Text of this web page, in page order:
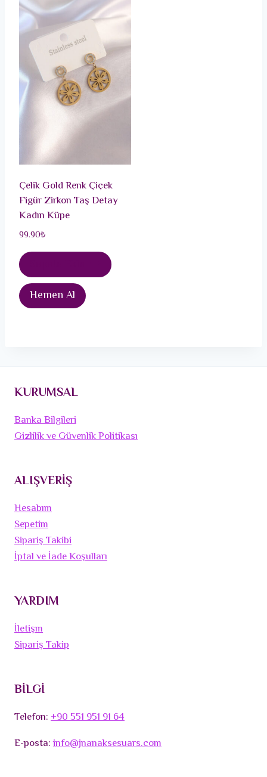
Çelik Gold Renk Çiçek
Figür Zirkon Taş Detay
Kadın Küpe
99.90₺
Hemen Al
KURUMSAL
Banka Bilgileri
Gizlilik ve Güvenlik Politikası
ALIŞVERİŞ
Hesabım
Sepetim
Sipariş Takibi
İptal ve İade Koşulları
YARDIM
İletişm
Sipariş Takip
BİLGİ
Telefon:+90 551 951 91 64
E-posta:info@jnanaksesuars.com